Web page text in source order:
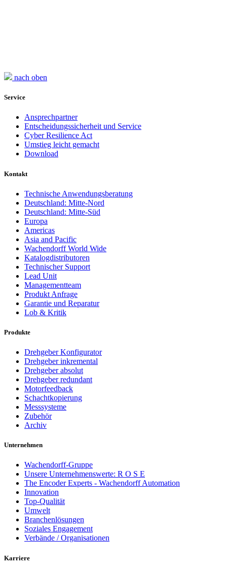
nach oben
Service
Ansprechpartner
Entscheidungssicherheit und Service
Cyber Resilience Act
Umstieg leicht gemacht
Download
Kontakt
Technische Anwendungsberatung
Deutschland: Mitte-Nord
Deutschland: Mitte-Süd
Europa
Americas
Asia and Pacific
Wachendorff World Wide
Katalogdistributoren
Technischer Support
Lead Unit
Managementteam
Produkt Anfrage
Garantie und Reparatur
Lob & Kritik
Produkte
Drehgeber Konfigurator
Drehgeber inkremental
Drehgeber absolut
Drehgeber redundant
Motorfeedback
Schachtkopierung
Messsysteme
Zubehör
Archiv
Unternehmen
Wachendorff-Gruppe
Unsere Unternehmenswerte: R O S E
The Encoder Experts - Wachendorff Automation
Innovation
Top-Qualität
Umwelt
Branchenlösungen
Soziales Engagement
Verbände / Organisationen
Karriere